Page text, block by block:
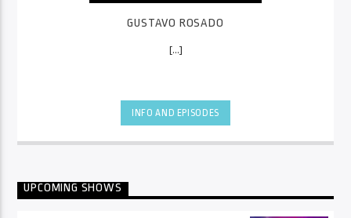
GUSTAVO ROSADO
[...]
INFO AND EPISODES
UPCOMING SHOWS